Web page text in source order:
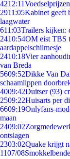
4212:11
2911:05Kabinet geeft
laagwater
611:03Trailers kijken:
2410:54OM eist TBS
aardappelschilmesje
2410:18Vier
van Breda
5609:52Dikke Van
schaamlippen
4009:42Duitser (93)
2509:22Huisarts per
6609:19Onlyfans-
maan
2409:02
ontslagen
2303:02Quake krijgt
1107/08